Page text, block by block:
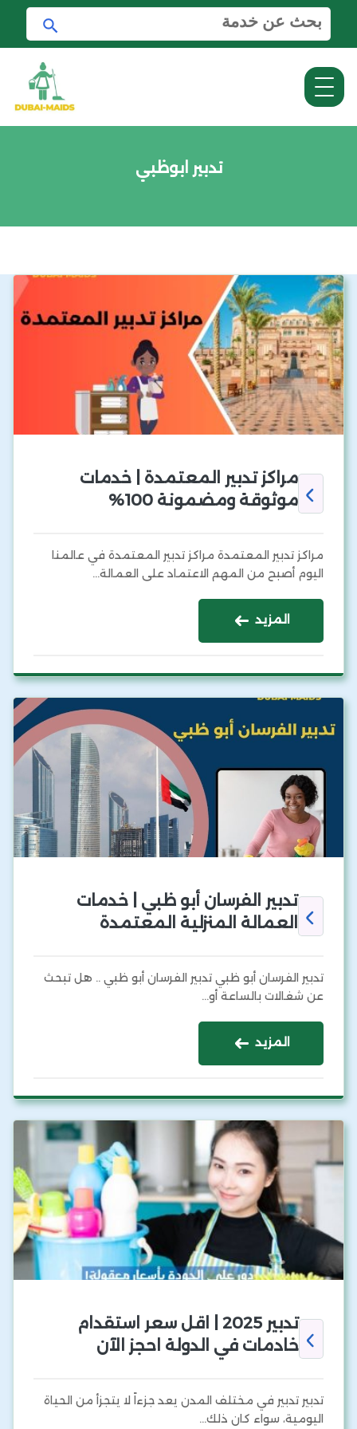
ل
ب
ح
ث
ع
ب
ح
ث
تدبير ابوظبي
مراكز تدبير المعتمدة | خدمات
موثوقة ومضمونة 100%
مراكز تدبير المعتمدة مراكز تدبير المعتمدة في عالمنا
اليوم أصبح من المهم الاعتماد على العمالة…
المزيد
تدبير الفرسان أبو ظبي | خدمات
العمالة المنزلية المعتمدة
تدبير الفرسان أبو ظبي تدبير الفرسان أبو ظبي .. هل تبحث
عن شغالات بالساعة أو…
المزيد
تدبير 2025 | اقل سعر استقدام
خادمات في الدولة احجز الآن
تدبير تدبير في مختلف المدن يعد جزءاً لا يتجزأ من الحياة
اليومية، سواء كان ذلك…